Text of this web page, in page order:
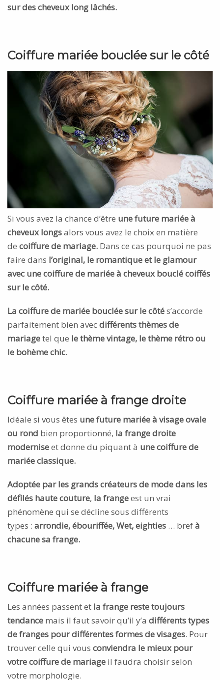
sur des cheveux long lâchés.
Coiffure mariée bouclée sur le côté
Si vous avez la chance d’être une future mariée à
cheveux longsalors vous avez le choix en matière
de coiffure de mariage. Dans ce cas pourquoi ne pas
faire dans l’original, le romantique et le glamour
avec une coiffure de mariée à cheveux bouclé coiffés
sur le côté.
La coiffure de mariée bouclée sur le côtés’accorde
parfaitement bien avecdifférents thèmes de
mariagetel que le thème vintage, le thème rétro ou
le bohème chic.
Coiffure mariée à frange droite
Idéale si vous êtes une future mariée à visage ovale
ou rond bien proportionné, la frange droite
moderniseet donne du piquant à une coiffure de
mariée classique.
Adoptée par les grands créateurs de mode dans les
défilés haute couture, la frangeest un vrai
phénomène qui se décline sous différents
types : arrondie, ébouriffée, Wet, eighties … brefà
chacune sa frange.
Coiffure mariée à frange
Les années passent et la frange reste toujours
tendance mais il faut savoir qu’il y’a différents types
de franges pour différentes formes de visages. Pour
trouver celle qui vous conviendra le mieux pour
votre coiffure de mariage il faudra choisir selon
votre morphologie.